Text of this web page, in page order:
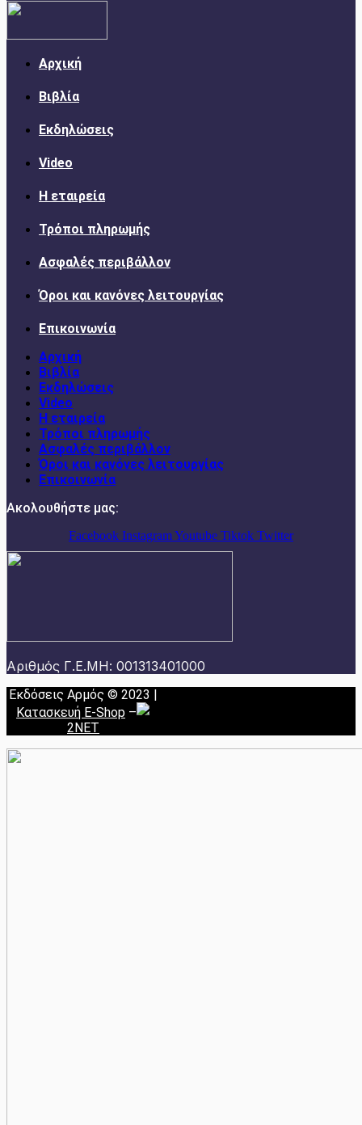
Αρχική
Βιβλία
Εκδηλώσεις
Video
Η εταιρεία
Τρόποι πληρωμής
Ασφαλές περιβάλλον
Όροι και κανόνες λειτουργίας
Επικοινωνία
Αρχική
Βιβλία
Εκδηλώσεις
Video
Η εταιρεία
Τρόποι πληρωμής
Ασφαλές περιβάλλον
Όροι και κανόνες λειτουργίας
Επικοινωνία
Ακολουθήστε μας:
Facebook InstagramYoutube Tiktok Twitter
Αριθμός Γ.Ε.ΜΗ: 001313401000
Εκδόσεις Αρμός © 2023 |
Κατασκευή E-Shop –
2NET